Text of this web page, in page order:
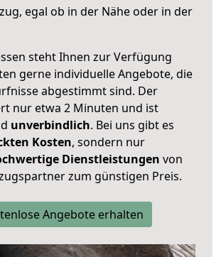
egal ob in der Nähe oder in der
steht Ihnen zur Verfügung
gerne individuelle Angebote, die
abgestimmt sind. Der
nur etwa 2 Minuten und ist
unverbindlich. Bei uns gibt es
Kosten, sondern nur
Dienstleistungen von
zum günstigen Preis.
Angebote erhalten